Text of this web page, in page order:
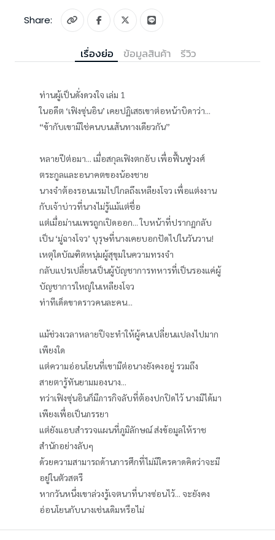
Share:
เรื่องย่อ ข้อมูลสินค้า รีวิว
ท่านผู้เป็นดั่งดวงใจ เล่ม 1
ในอดีต ‘เฟิงซุ่นอิน’ เคยปฏิเสธเขาต่อหน้าบิดาว่า...
“ข้ากับเขามิใช่คนบนเส้นทางเดียวกัน”
หลายปีต่อมา... เมื่อสกุลเฟิงตกอับ เพื่อฟื้นฟูวงศ์
ตระกูลและอนาคตของน้องชาย
นางจำต้องรอนแรมไปไกลถึงเหลียงโจว เพื่อแต่งงาน
กับเจ้าบ่าวที่นางไม่รู้แม้แต่ชื่อ
แต่เมื่อม่านแพรถูกเปิดออก... ใบหน้าที่ปรากฏกลับ
เป็น ‘มู่ฉางโจว’ บุรุษที่นางเคยบอกปัดไปในวันวาน!
เหตุใดบัณฑิตหนุ่มผู้สุขุมในความทรงจำ
กลับแปรเปลี่ยนเป็นผู้บัญชาการทหารที่เป็นรองแค่ผู้
บัญชาการใหญ่ในเหลียงโจว
ท่าทีเด็ดขาดราวคนละคน...
แม้ช่วงเวลาหลายปีจะทำให้ผู้คนเปลี่ยนแปลงไปมาก
เพียงใด
แต่ความอ่อนโยนที่เขามีต่อนางยังคงอยู่ รวมถึง
สายตารู้ทันยามมองนาง...
ทว่าเฟิงซุ่นอินก็มีภารกิจลับที่ต้องปกปิดไว้ นางมิได้มา
เพียงเพื่อเป็นภรรยา
แต่ยังแอบสำรวจแผนที่ภูมิลักษณ์ ส่งข้อมูลให้ราช
สำนักอย่างลับๆ
ด้วยความสามารถด้านการศึกที่ไม่มีใครคาดคิดว่าจะมี
อยู่ในตัวสตรี
หากวันหนึ่งเขาล่วงรู้เจตนาที่นางซ่อนไว้... จะยังคง
อ่อนโยนกับนางเช่นเดิมหรือไม่